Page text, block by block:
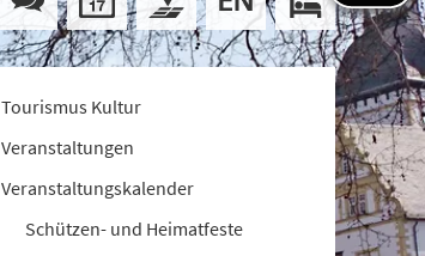
Tourismus Kultur
Veranstaltungen
Veranstaltungskalender
Schützen- und Heimatfeste